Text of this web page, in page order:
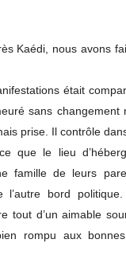
Kaédi, nous avons
était
sans changement
prise. Il contrôle
que le lieu
famille de leurs
l’autre bord
tout d’un aimable
rompu aux